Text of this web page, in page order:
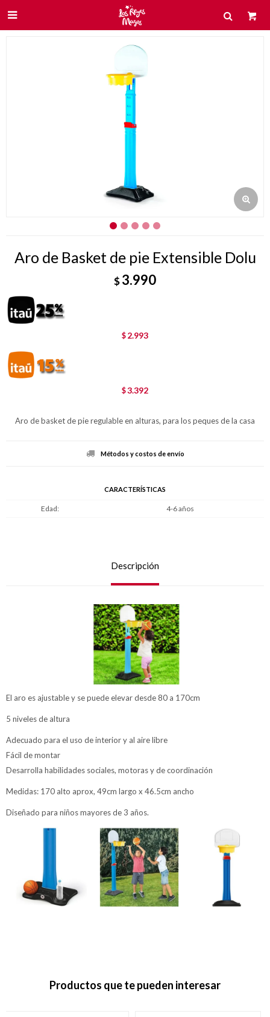

Aro de Basket de pie Extensible Dolu
$3.990
$ 2.993
$3.392
Aro de basket de pie regulable en alturas, para los peques de la casa
Métodos y costos de envío
CARACTERÍSTICAS
Edad 4-6 años
Descripción
El aro es ajustable y se puede elevar desde 80 a 170cm
5 niveles de altura
Adecuado para el uso de interior y al aire libre
Fácil de montar
Desarrolla habilidades sociales, motoras y de coordinación
Medidas: 170 alto aprox, 49cm largo x 46.5cm ancho
Diseñado para niños mayores de 3 años.
Productos que te pueden interesar